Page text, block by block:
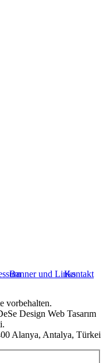
Banner und LinksKontakt
vorbehalten.
Design Web Tasarım
Alanya, Antalya, Türkei